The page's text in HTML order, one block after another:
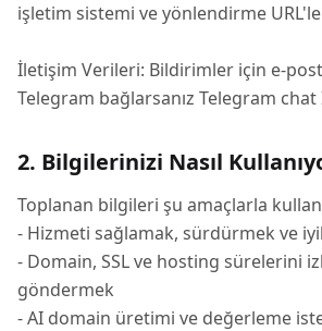
işletim sistemi ve yönlendirme
İletişim Verileri: Bildirimler için e-
Telegram bağlarsanız Telegram chat
2. Bilgilerinizi Nasıl
Toplanan bilgileri şu amaçlarla
- Hizmeti sağlamak, sürdürmek ve
- Domain, SSL ve hosting sürelerini
göndermek
- AI domain üretimi ve değerleme